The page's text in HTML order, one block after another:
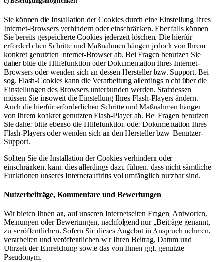
Sie können die Installation der Cookies durch eine Einstellung Ihres
Internet-Browsers verhindern oder einschränken. Ebenfalls können
Sie bereits gespeicherte Cookies jederzeit löschen. Die hierfür
erforderlichen Schritte und Maßnahmen hängen jedoch von Ihrem
konkret genutzten Internet-Browser ab. Bei Fragen benutzen Sie
daher bitte die Hilfefunktion oder Dokumentation Ihres Internet-
Browsers oder wenden sich an dessen Hersteller bzw. Support. Bei
sog. Flash-Cookies kann die Verarbeitung allerdings nicht über die
Einstellungen des Browsers unterbunden werden. Stattdessen
müssen Sie insoweit die Einstellung Ihres Flash-Players ändern.
Auch die hierfür erforderlichen Schritte und Maßnahmen hängen
von Ihrem konkret genutzten Flash-Player ab. Bei Fragen benutzen
Sie daher bitte ebenso die Hilfefunktion oder Dokumentation Ihres
Flash-Players oder wenden sich an den Hersteller bzw. Benutzer-
Support.
Sollten Sie die Installation der Cookies verhindern oder
einschränken, kann dies allerdings dazu führen, dass nicht sämtliche
Funktionen unseres Internetauftritts vollumfänglich nutzbar sind.
Nutzerbeiträge, Kommentare und Bewertungen
Wir bieten Ihnen an, auf unseren Internetseiten Fragen, Antworten,
Meinungen oder Bewertungen, nachfolgend nur „Beiträge genannt,
zu veröffentlichen. Sofern Sie dieses Angebot in Anspruch nehmen,
verarbeiten und veröffentlichen wir Ihren Beitrag, Datum und
Uhrzeit der Einreichung sowie das von Ihnen ggf. genutzte
Pseudonym.